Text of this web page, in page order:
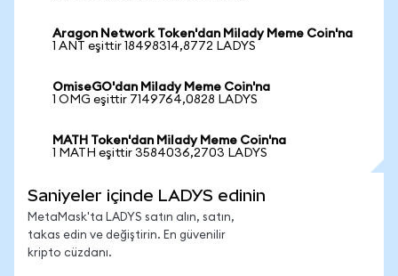
Aragon Network Token'dan Milady Meme Coin'na
1 ANT eşittir 18498314,8772 LADYS
OmiseGO'dan Milady Meme Coin'na
1 OMG eşittir 7149764,0828 LADYS
MATH Token'dan Milady Meme Coin'na
1 MATH eşittir 3584036,2703 LADYS
Saniyeler içinde LADYS edinin
MetaMask'ta LADYS satın alın, satın,
takas edin ve değiştirin. En güvenilir
kripto cüzdanı.